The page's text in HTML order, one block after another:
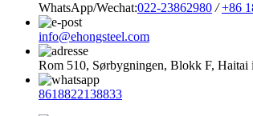
WhatsApp/Wechat:022-23862980 / +86
info@ehongsteel.com
Rom 510, Sørbygningen, Blokk F, Haitai
8618822138833